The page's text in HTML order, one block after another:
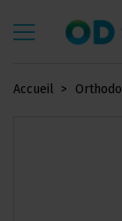
Accueil